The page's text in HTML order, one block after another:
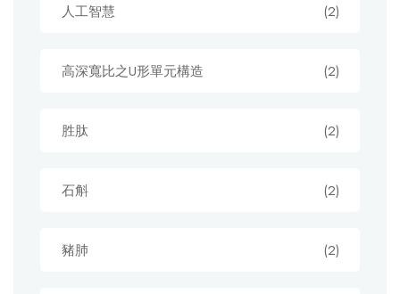
人工智慧 (2)
高深寬比之U形單元構造 (2)
胜肽 (2)
石斛 (2)
豬肺 (2)